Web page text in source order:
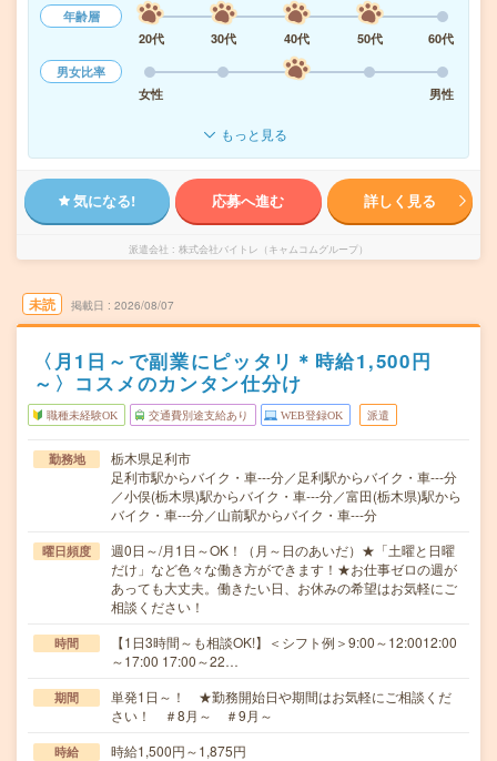
年齢層
20代
30代 40代 50代
60代
男女比率
女性
男性
もっと見る
気になる! 応募へ進む 詳しく見る
派遣会社 株式会社バイトレ（キャムコムグループ）
未読 掲載日 2026/08/07
〈月1日～で副業にピッタリ＊時給1,500円
～〉コスメのカンタン仕分け
職種未経験OK 交通費別途支給あり WEB登録OK 派遣
勤務地
栃木県足利市
足利市駅からバイク・車---分／足利駅からバイク・車---分
／小俣(栃木県)駅からバイク・車---分／富田(栃木県)駅から
バイク・車---分／山前駅からバイク・車---分
曜日頻度
週0日～/月1日～OK！（月～日のあいだ）★「土曜と日曜
だけ」など色々な働き方ができます！★お仕事ゼロの週が
あっても大丈夫。働きたい日、お休みの希望はお気軽にご
相談ください！
時間
【1日3時間～も相談OK!】＜シフト例＞9:00～12:0012:00
～17:00 17:00～22…
期間
単発1日～！ ★勤務開始日や期間はお気軽にご相談くだ
さい！ ＃8月～ ＃9月～
時給 時給1,500円～1,875円